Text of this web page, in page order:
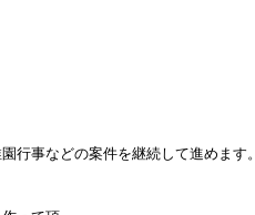
行事などの案件を継続して進めます。